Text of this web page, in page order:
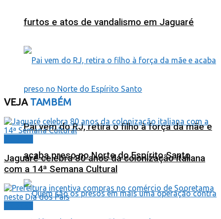
furtos e atos de vandalismo em Jaguaré
Pai vem do RJ, retira o filho à força da mãe e
acaba preso no Norte do Espírito Santo
VEJATAMBÉM
Jaguaré celebra 80 anos da colonização italiana
com a 14ª Semana Cultural